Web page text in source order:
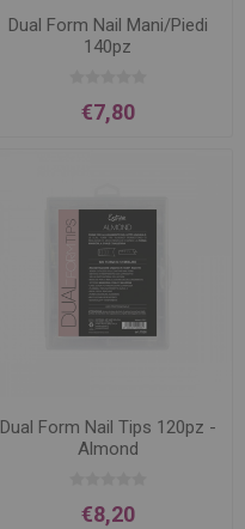
Dual Form Nail Mani/Piedi
140pz
€7,80
Dual Form Nail Tips 120pz -
Almond
€8,20